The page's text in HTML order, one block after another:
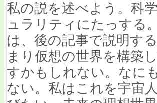
私の説を述べよう。科
ュラリティにたっする
は、後の記事で説明す
まり仮想の世界を構築
すかもしれない。なに
ない。私はこれを宇宙